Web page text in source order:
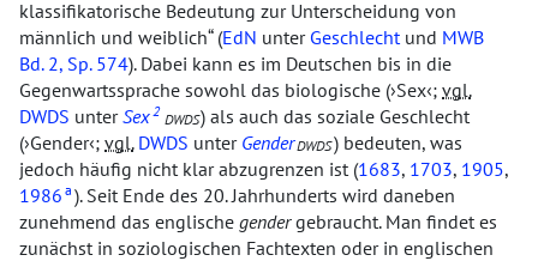
klassifikatorische Bedeutung zur Unterscheidung von
männlich und weiblich (EdN unter Geschlechtund MWB
Bd. 2, Sp. 574). Dabei kann es im Deutschen bis in die
Gegenwartssprache sowohl das biologische ( Sex ; vgl.
DWDS unterSex2 DWDS) als auch das soziale Geschlecht
( Gender ; vgl. DWDS unter GenderDWDS) bedeuten, was
jedoch häufig nicht klar abzugrenzen ist (1683, 1703, 1905,
1986 a ). Seit Ende des 20. Jahrhunderts wird daneben
zunehmend das englische gendergebraucht. Man findet es
zunächst in soziologischen Fachtexten oder in englischen